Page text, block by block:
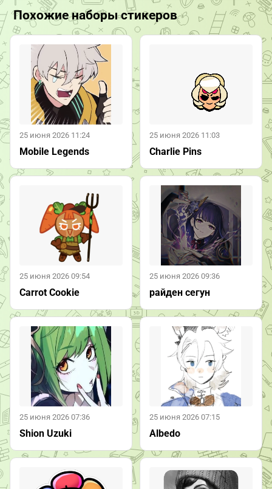
Похожие наборы стикеров
25 июня 2026 11:24
Mobile Legends
25 июня 2026 11:03
Charlie Pins
25 июня 2026 09:54
Carrot Cookie
25 июня 2026 09:36
райден сегун
25 июня 2026 07:36
Shion Uzuki
25 июня 2026 07:15
Albedo